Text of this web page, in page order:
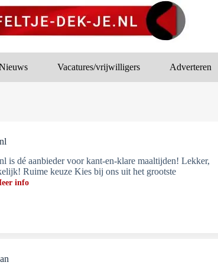
Vacatures/vrijwilligers Adverteren
is dé aanbieder voor kant-en-klare maaltijden! Lekker,
Ruime keuze Kies bij ons uit het grootste
info